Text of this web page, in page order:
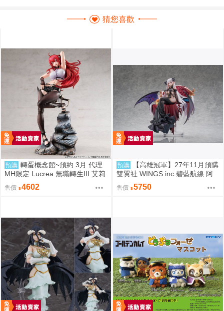
猜您喜歡
預購 轉蛋概念館~預約 3月 代理
MH限定 Lucrea 無職轉生III 艾莉
絲 高約27公分 超商付款免訂金
售價 4602
預購
【高雄冠軍】27年11月預購
雙翼社 WINGS inc.碧藍航線 阿
爾比恩 銀月下的夜之眷屬 1/7 免
訂金
售價 5750